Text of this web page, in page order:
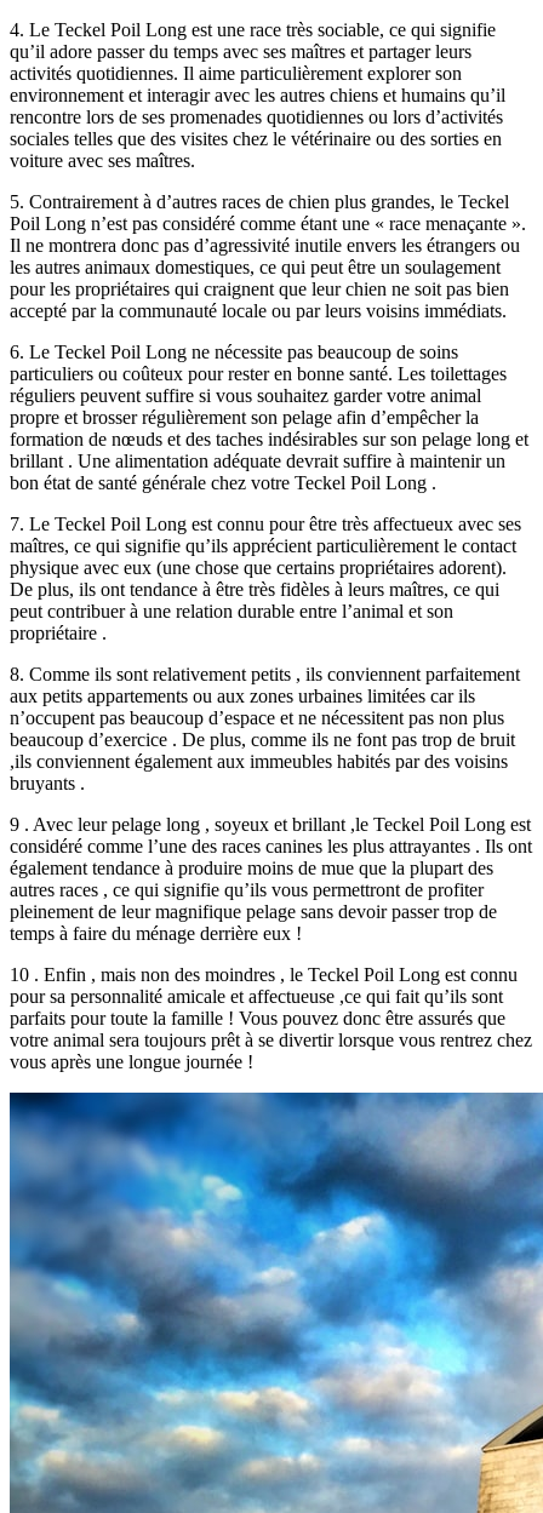
4. Le Teckel Poil Long est une race très sociable, ce qui signifie
qu’il adore passer du temps avec ses maîtres et partager leurs
activités quotidiennes. Il aime particulièrement explorer son
environnement et interagir avec les autres chiens et humains qu’il
rencontre lors de ses promenades quotidiennes ou lors d’activités
sociales telles que des visites chez le vétérinaire ou des sorties en
voiture avec ses maîtres.
5. Contrairement à d’autres races de chien plus grandes, le Teckel
Poil Long n’est pas considéré comme étant une « race menaçante ».
Il ne montrera donc pas d’agressivité inutile envers les étrangers ou
les autres animaux domestiques, ce qui peut être un soulagement
pour les propriétaires qui craignent que leur chien ne soit pas bien
accepté par la communauté locale ou par leurs voisins immédiats.
6. Le Teckel Poil Long ne nécessite pas beaucoup de soins
particuliers ou coûteux pour rester en bonne santé. Les toilettages
réguliers peuvent suffire si vous souhaitez garder votre animal
propre et brosser régulièrement son pelage afin d’empêcher la
formation de nœuds et des taches indésirables sur son pelage long et
brillant . Une alimentation adéquate devrait suffire à maintenir un
bon état de santé générale chez votre Teckel Poil Long .
7. Le Teckel Poil Long est connu pour être très affectueux avec ses
maîtres, ce qui signifie qu’ils apprécient particulièrement le contact
physique avec eux (une chose que certains propriétaires adorent).
De plus, ils ont tendance à être très fidèles à leurs maîtres, ce qui
peut contribuer à une relation durable entre l’animal et son
propriétaire .
8. Comme ils sont relativement petits , ils conviennent parfaitement
aux petits appartements ou aux zones urbaines limitées car ils
n’occupent pas beaucoup d’espace et ne nécessitent pas non plus
beaucoup d’exercice . De plus, comme ils ne font pas trop de bruit
,ils conviennent également aux immeubles habités par des voisins
bruyants .
9 . Avec leur pelage long , soyeux et brillant ,le Teckel Poil Long est
considéré comme l’une des races canines les plus attrayantes . Ils ont
également tendance à produire moins de mue que la plupart des
autres races , ce qui signifie qu’ils vous permettront de profiter
pleinement de leur magnifique pelage sans devoir passer trop de
temps à faire du ménage derrière eux !
10 . Enfin , mais non des moindres , le Teckel Poil Long est connu
pour sa personnalité amicale et affectueuse ,ce qui fait qu’ils sont
parfaits pour toute la famille ! Vous pouvez donc être assurés que
votre animal sera toujours prêt à se divertir lorsque vous rentrez chez
vous après une longue journée !